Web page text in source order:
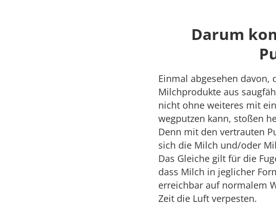
Darum
Einmal abgesehen
Milchprodukte aus
nicht ohne weiteres mit
wegputzen kann, stoßen
Denn mit den vertrauten
sich die Milch und/oder
Das Gleiche gilt für die
dass Milch in jeglicher
erreichbar auf normalem
Zeit die Luft verpesten.